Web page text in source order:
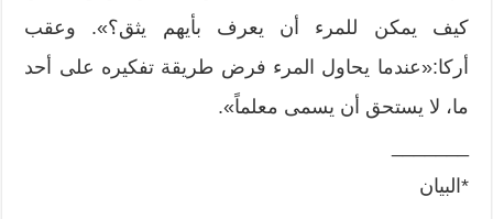
كيف يمكن للمرء أن يعرف بأيهم يثق؟». وعقب
أركا:«عندما يحاول المرء فرض طريقة تفكيره على أحد
ما، لا يستحق أن يسمى معلماً».
*البيان